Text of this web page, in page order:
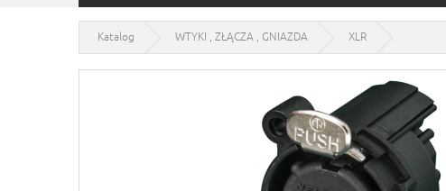
Katalog WTYKI , ZŁĄCZA , GNIAZDA XLR